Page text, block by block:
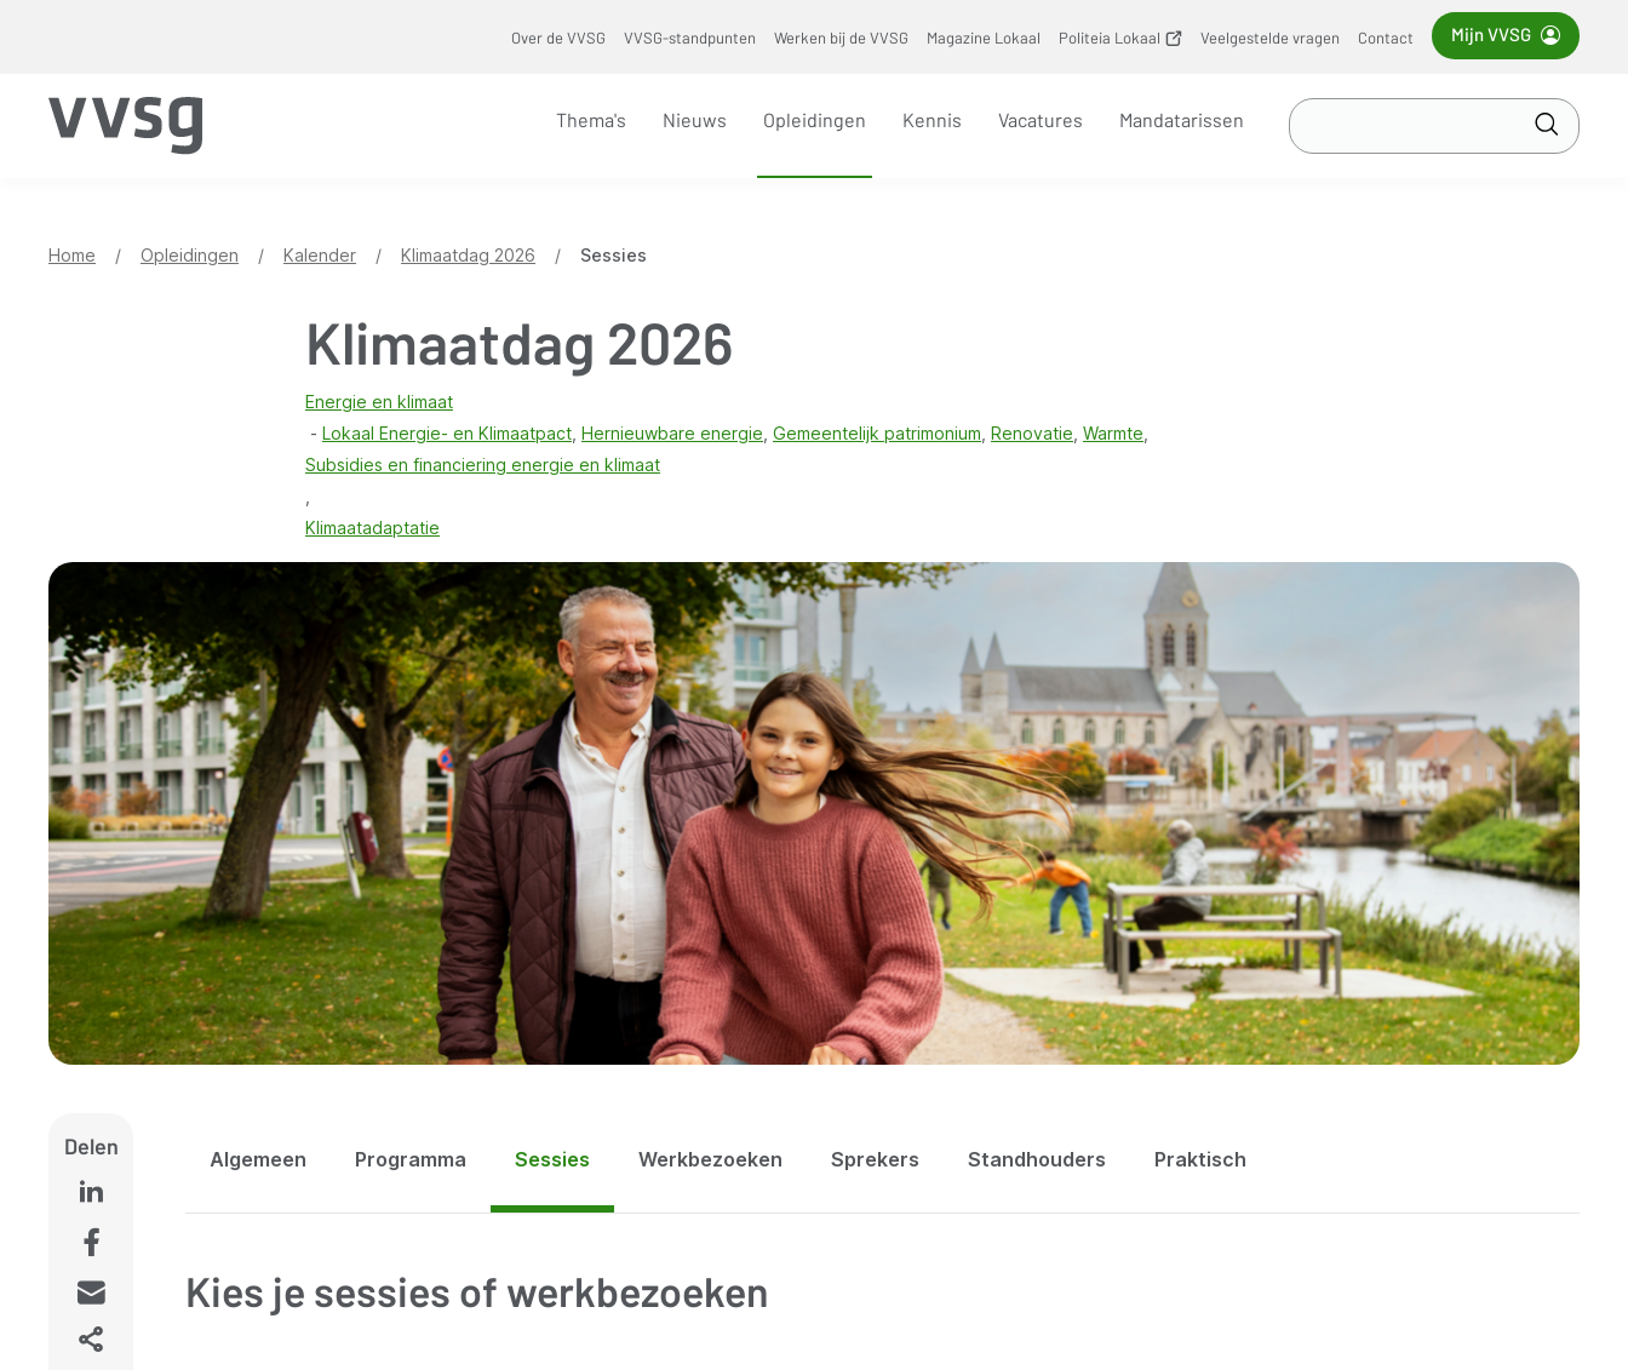
Over de VVSG VVSG-standpunten Werken bij de VVSG Magazine Lokaal Politeia Lokaal
(opent
Veelgestelde vragen Contact Mijn VVSG
Thema's Nieuws Opleidingen Kennis Vacatures Mandatarissen
Zoek
in
Home / Opleidingen / Kalender / Klimaatdag 2026 / Sessies
Klimaatdag 2026
Energie en klimaat
Lokaal Energie- en Klimaatpact Hernieuwbare energie Gemeentelijk patrimonium Renovatie Warmte
Subsidies en financiering energie en klimaat
Klimaatadaptatie
Delen Algemeen Programma Sessies Werkbezoeken Sprekers Standhouders Praktisch
Kies je sessies of werkbezoeken